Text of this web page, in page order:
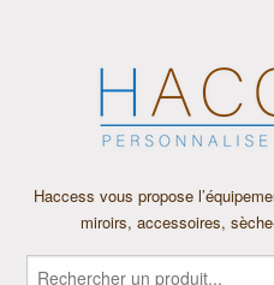
Haccess vous propose
miroirs, accessoires,